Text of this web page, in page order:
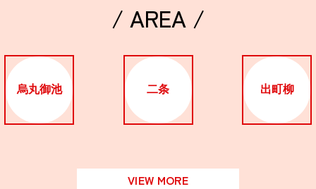
/ AREA /
烏丸御池 二条 出町柳
VIEW MORE